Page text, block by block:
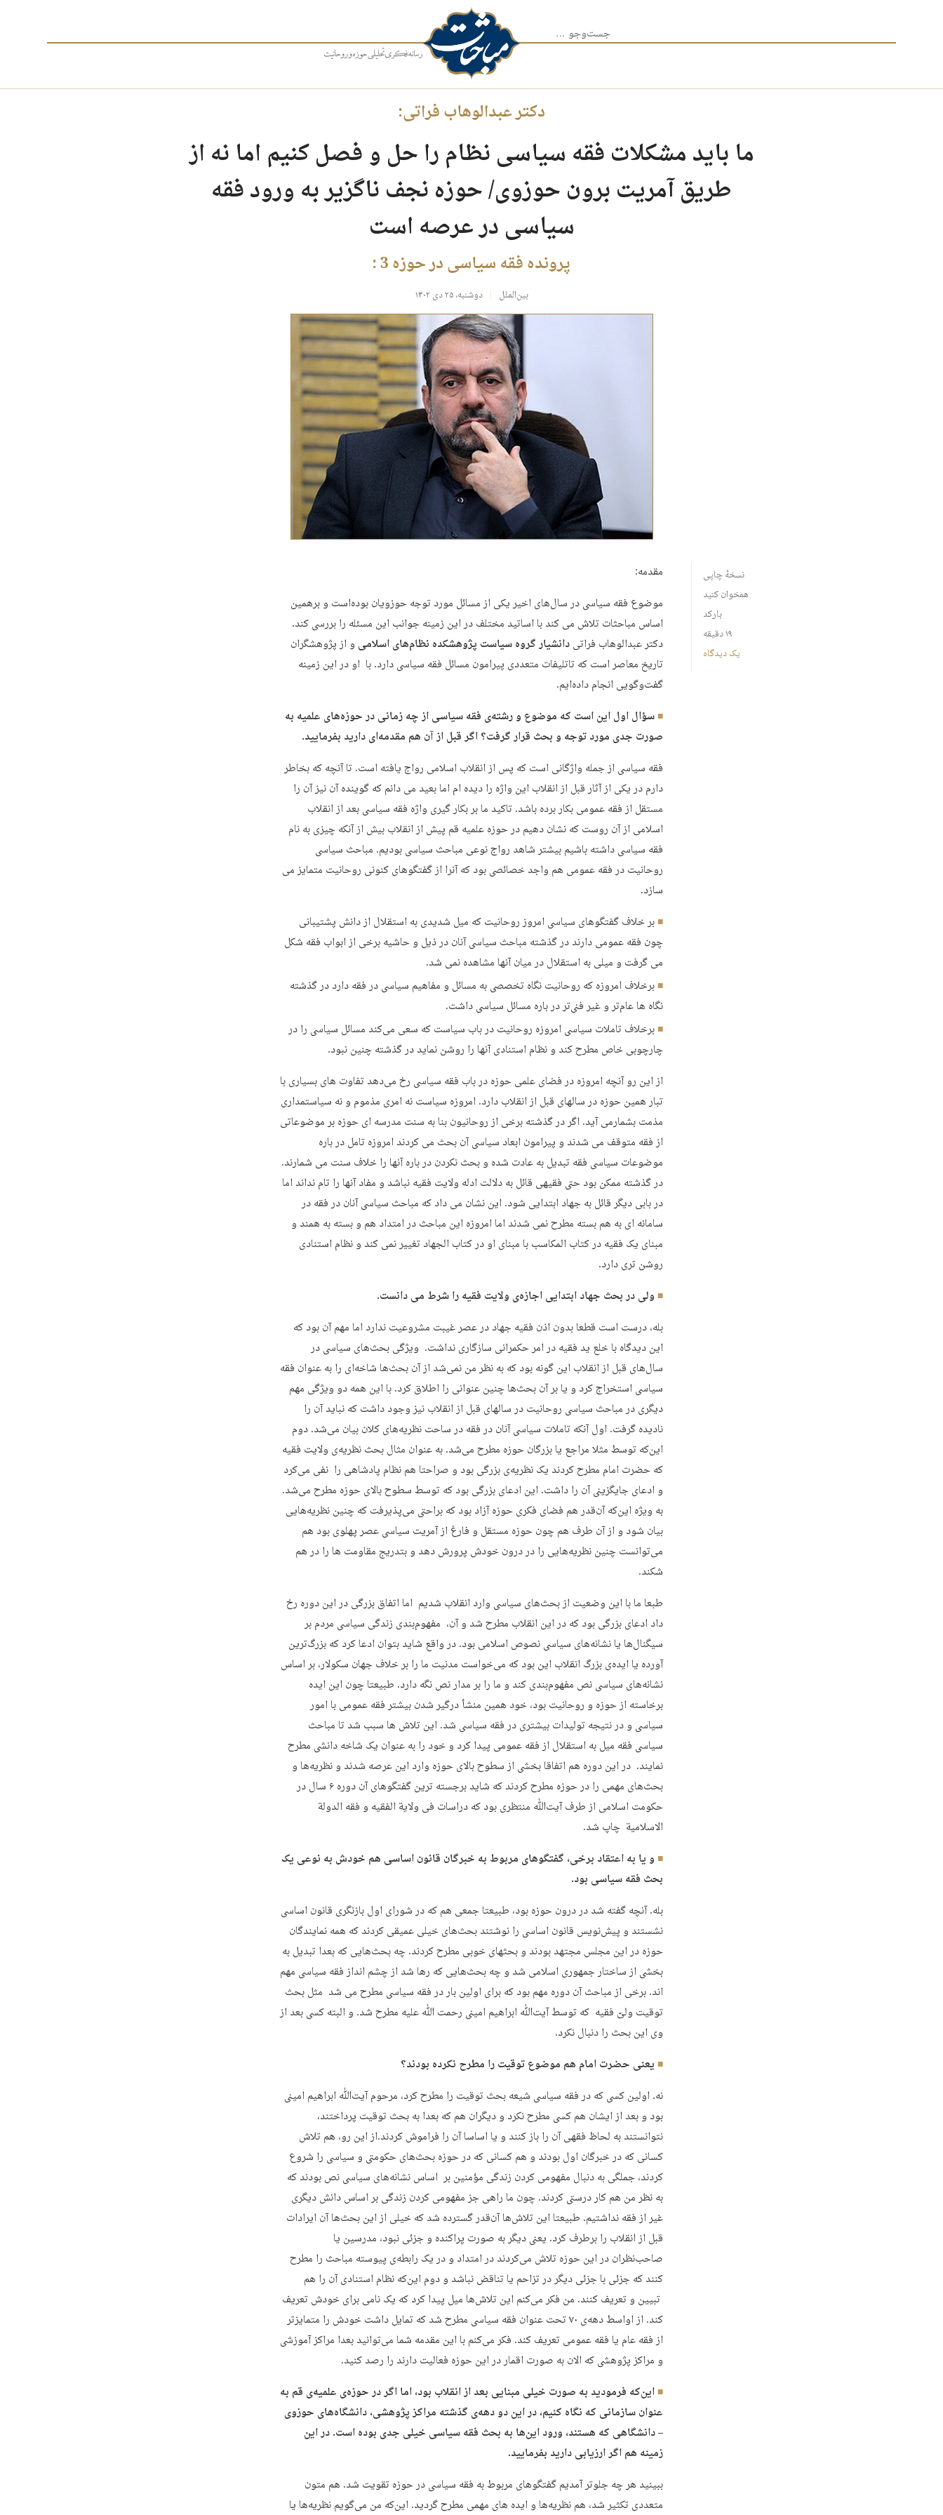
جست‌وجو برای:
دکتر عبدالوهاب فراتی:
ما باید مشکلات فقه سیاسی نظام را حل و فصل کنیم اما نه از
طریق آمریت برون حوزوی/ حوزه نجف ناگزیر به ورود فقه
سیاسی در عرصه است
پرونده فقه سیاسی در حوزه 3 :
بین‌الملل دوشنبه، ۲۵ دی ۱۴۰۲
نسخهٔ چاپی
همخوان کنید
بارکد
۱۹ دقیقه
یک دیدگاه
مقدمه:
موضوع فقه سیاسی در سال‌های اخیر یکی از مسائل مورد توجه حوزویان بوده‌است و برهمین
اساس مباحثات تلاش می کند با اساتید مختلف در این زمینه جوانب این مسئله را بررسی کند.
دکتر عبدالوهاب فراتیدانشیار گروه سیاست پژوهشکده نظام‌های اسلامی و از پژوهشگران
تاریخ معاصر است که تاتلیفات متعددی پیرامون مسائل فقه سیاسی دارد. با او در این زمینه
گفت‌وگویی انجام داده‌ایم.
سؤال اول این است که موضوع و رشته‌ی فقه سیاسی از چه زمانی در حوزه‌های علمیه به
صورت جدی مورد توجه و بحث قرار گرفت؟ اگر قبل از آن هم مقدمه‌ای دارید بفرمایید.
فقه سیاسی از جمله واژگانی است که پس از انقلاب اسلامی رواج یافته است. تا آنچه که بخاطر
دارم در یکی از آثار قبل از انقلاب این واژه را دیده ام اما بعید می دانم که گوینده آن نیز آن را
مستقل از فقه عمومی بکار برده باشد. تاکید ما بر بکار گیری واژه فقه سیاسی بعد از انقلاب
اسلامی از آن روست که نشان دهیم در حوزه علمیه قم پیش از انقلاب بیش از آنکه چیزی به نام
فقه سیاسی داشته باشیم بیشتر شاهد رواج نوعی مباحث سیاسی بودیم. مباحث سیاسی
روحانیت در فقه عمومی هم واجد خصائصی بود که آنرا از گفتگوهای کنونی روحانیت متمایز می
سازد.
بر خلاف گفتگوهای سیاسی امروز روحانیت که میل شدیدی به استقلال از دانش پشتیبانی
چون فقه عمومی دارند در گذشته مباحث سیاسی آنان در ذیل و حاشیه برخی از ابواب فقه شکل
می گرفت و میلی به استقلال در میان آنها مشاهده نمی شد.
برخلاف امروزه که روحانیت نگاه تخصصی به مسائل و مفاهیم سیاسی در فقه دارد در گذشته
نگاه ها عام‌تر و غیر فنی‌تر در باره مسائل سیاسی داشت.
برخلاف تاملات سیاسی امروزه روحانیت در باب سیاست که سعی می‌کند مسائل سیاسی را در
چارچوبی خاص مطرح کند و نظام استنادی آنها را روشن نماید در گذشته چنین نبود.
از این رو آنچه امروزه در فضای علمی حوزه در باب فقه سیاسی رخ می‌دهد تفاوت های بسیاری با
تبار همین حوزه در سالهای قبل از انقلاب دارد. امروزه سیاست نه امری مذموم و نه سیاستمداری
مذمت بشمارمی آید. اگر در گذشته برخی از روحانیون بنا به سنت مدرسه ای حوزه بر موضوعاتی
از فقه متوقف می شدند و پیرامون ابعاد سیاسی آن بحث می کردند امروزه تامل در باره
موضوعات سیاسی فقه تبدیل به عادت شده و بحث نکردن در باره آنها را خلاف سنت می شمارند.
در گذشته ممکن بود حتی فقیهی قائل به دلالت ادله ولایت فقیه نباشد و مفاد آنها را تام نداند اما
در بابی دیگر قائل به جهاد ابتدایی شود. این نشان می داد که مباحث سیاسی آنان در فقه در
سامانه ای به هم بسته مطرح نمی شدند اما امروزه این مباحث در امتداد هم و بسته به همند و
مبنای یک فقیه در کتاب المکاسب با مبنای او در کتاب الجهاد تغییر نمی کند و نظام استنادی
روشن تری دارد.
ولی در بحث جهاد ابتدایی اجازه‌ی ولایت فقیه را شرط می دانست.
بله، درست است قطعا بدون اذن فقیه جهاد در عصر غیبت مشروعیت ندارد اما مهم آن بود که
این دیدگاه با خلع ید فقیه در امر حکمرانی سازگاری نداشت. ویژگی بحث‌های سیاسی در
سال‌های قبل از انقلاب این گونه بود که به نظر من نمی‌شد از آن بحث‌ها شاخه‌ای را به عنوان فقه
سیاسی استخراج کرد و یا بر آن بحث‌ها چنین عنوانی را اطلاق کرد. با این همه دو ویژگی مهم
دیگری در مباحث سیاسی روحانیت در سالهای قبل از انقلاب نیز وجود داشت که نباید آن را
نادیده گرفت. اول آنکه تاملات سیاسی آنان در فقه در ساحت نظریه‌های کلان بیان می‌شد. دوم
این‌که توسط مثلا مراجع یا بزرگان حوزه مطرح می‌شد. به عنوان مثال بحث نظریه‌ی ولایت فقیه
که حضرت امام مطرح کردند یک نظریه‌ی بزرگی بود و صراحتا هم نظام پادشاهی را نفی می‌کرد
و ادعای جایگزینی آن را داشت. این ادعای بزرگی بود که توسط سطوح بالای حوزه مطرح می‌شد.
به ویژه این‌که آن‌قدر هم فضای فکری حوزه آزاد بود که براحتی می‌پذیرفت که چنین نظریه‌هایی
بیان شود و از آن طرف هم چون حوزه مستقل و فارغ از آمریت سیاسی عصر پهلوی بود هم
می‌توانست چنین نظریه‌هایی را در درون خودش پرورش دهد و بتدریج مقاومت ها را در هم
شکند.
طبعا ما با این وضعیت از بحث‌های سیاسی وارد انقلاب شدیم اما اتفاق بزرگی در این دوره رخ
داد ادعای بزرگی بود که در این انقلاب مطرح شد و آن، مفهوم‌بندی زندگی سیاسی مردم بر
سیگنال‌ها یا نشانه‌های سیاسی نصوص اسلامی بود. در واقع شاید بتوان ادعا کرد که بزرگ‌ترین
آورده یا ایده‌ی بزرگ انقلاب این بود که می‌خواست مدنیت ما را بر خلاف جهان سکولار، بر اساس
نشانه‌های سیاسی نص مفهوم‌بندی کند و ما را بر مدار نص نگه دارد. طبیعتا چون این ایده
برخاسته از حوزه و روحانیت بود، خود همین منشأ درگیر شدن بیشتر فقه عمومی با امور
سیاسی و در نتیجه تولیدات بیشتری در فقه سیاسی شد. این تلاش ها سبب شد تا مباحث
سیاسی فقه میل به استقلال از فقه عمومی‌ پیدا کرد و خود را به عنوان یک شاخه دانشی مطرح
نمایند. در این دوره هم اتفاقا بخشی از سطوح بالای حوزه وارد این عرصه شدند و نظریه‌ها و
بحث‌های مهمی را در حوزه مطرح کردند که شاید برجسته ترین گفتگوهای آن دوره ۶ سال در
حکومت اسلامی از طرف آیت‌ﷲ منتظری بود که دراسات فی ولایة الفقیه و فقه الدولة
الاسلامیة چاپ شد.
و یا به اعتقاد برخی، گفتگوهای مربوط به خبرگان قانون اساسی هم خودش به نوعی یک
بحث فقه سیاسی بود.
بله. آنچه گفته شد در درون حوزه بود، طبیعتا جمعی هم که در شورای اول بازنگری قانون اساسی
نشستند و پیش‌نویس قانون اساسی را نوشتند بحث‌های خیلی عمیقی کردند که همه نمایندگان
حوزه در این مجلس مجتهد بودند و بحثهای خوبی مطرح کردند. چه بحث‌هایی که بعدا تبدیل به
بخشی از ساختار جمهوری اسلامی شد و چه بحث‌هایی که رها شد از چشم انداز فقه سیاسی مهم
اند. برخی از مباحث آن دوره مهم بود که برای اولین بار در فقه سیاسی مطرح می شد مثل بحث
توقیت ولیّ فقیه که توسط آیت‌ﷲ ابراهیم امینی رحمت ﷲ علیه مطرح شد. و البته کسی بعد از
وی این بحث را دنبال نکرد.
یعنی حضرت امام هم موضوع توقیت را مطرح نکرده بودند؟
نه. اولین کسی که در فقه سیاسی شیعه بحث توقیت را مطرح کرد، مرحوم آیت‌ﷲ ابراهیم امینی
بود و بعد از ایشان هم کسی مطرح نکرد و دیگران هم که بعدا به بحث توقیت پرداختند،
نتوانستند به لحاظ فقهی آن را باز کنند و یا اساسا آن را فراموش کردند.از این رو، هم تلاش
کسانی که در خبرگان اول بودند و هم کسانی که در حوزه بحث‌های حکومتی و سیاسی را شروع
کردند، جملگی به دنبال مفهومی کردن زندگی مؤمنین بر اساس نشانه‌های سیاسی نص بودند که
به نظر من هم کار درستی کردند. چون ما راهی جز مفهومی کردن زندگی بر اساس دانش دیگری
غیر از فقه نداشتیم. طبیعتا این تلاش‌ها آن‌قدر گسترده شد که خیلی از این بحث‌ها آن ایرادات
قبل از انقلاب را برطرف کرد. یعنی دیگر به صورت پراکنده و جزئی نبود، مدرسین یا
صاحب‌نظران در این حوزه تلاش می‌کردند در امتداد و در یک رابطه‌ی پیوسته مباحث را مطرح
کنند که جزئی با جزئی دیگر در تزاحم یا تناقض نباشد و دوم این‌که نظام استنادی آن را هم
تبیین و تعریف کنند. من فکر می‌کنم این تلاش‌ها میل پیدا کرد که یک نامی برای خودش تعریف
کند. از اواسط دهه‌ی ۷۰ تحت عنوان فقه سیاسی مطرح شد که تمایل داشت خودش را متمایزتر
از فقه عام یا فقه عمومی تعریف کند. فکر می‌کنم با این مقدمه شما می‌توانید بعدا مراکز آموزشی
و مراکز پژوهشی که الان به صورت اقمار در این حوزه فعالیت دارند را رصد کنید.
این‌که فرمودید به صورت خیلی مبنایی بعد از انقلاب بود، اما اگر در حوزه‌ی علمیه‌ی قم به
عنوان سازمانی که نگاه کنیم، در این دو دهه‌ی گذشته مراکز پژوهشی، دانشگاه‌های حوزوی
– دانشگاهی که هستند، ورود این‌ها به بحث فقه سیاسی خیلی جدی بوده است. در این
زمینه هم اگر ارزیابی دارید بفرمایید.
ببینید هر چه جلوتر آمدیم گفتگوهای مربوط به فقه سیاسی در حوزه تقویت شد. هم متون
متعددی تکثیر شد، هم نظریه‌ها و ایده های مهمی مطرح گردید. این‌که من می‌گویم نظریه‌ها یا